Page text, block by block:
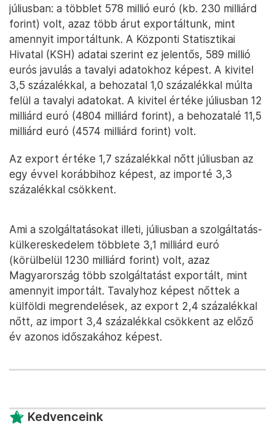
júliusban: a többlet 578 millió euró (kb. 230 milliárd
forint) volt, azaz több árut exportáltunk, mint
amennyit importáltunk. A Központi Statisztikai
Hivatal (KSH) adatai szerint ez jelentős, 589 millió
eurós javulás a tavalyi adatokhoz képest. A kivitel
3,5 százalékkal, a behozatal 1,0 százalékkal múlta
felül a tavalyi adatokat. A kivitel értéke júliusban 12
milliárd euró (4804 milliárd forint), a behozatalé 11,5
milliárd euró (4574 milliárd forint) volt.
Az export értéke 1,7 százalékkal nőtt júliusban az
egy évvel korábbihoz képest, az importé 3,3
százalékkal csökkent.
Ami a szolgáltatásokat illeti, júliusban a szolgáltatás-
külkereskedelem többlete 3,1 milliárd euró
(körülbelül 1230 milliárd forint) volt, azaz
Magyarország több szolgáltatást exportált, mint
amennyit importált. Tavalyhoz képest nőttek a
külföldi megrendelések, az export 2,4 százalékkal
nőtt, az import 3,4 százalékkal csökkent az előző
év azonos időszakához képest.
Kedvenceink